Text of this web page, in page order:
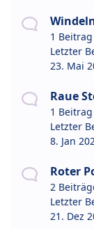
1 Beitrag
Letzter
23. Mai
Raue
1 Beitrag
Letzter
8. Jan
Roter
2
Letzter
21. Dez